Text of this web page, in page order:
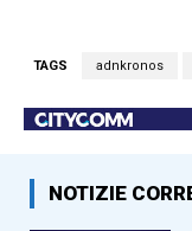
TAGS adnkronos
NOTIZIE